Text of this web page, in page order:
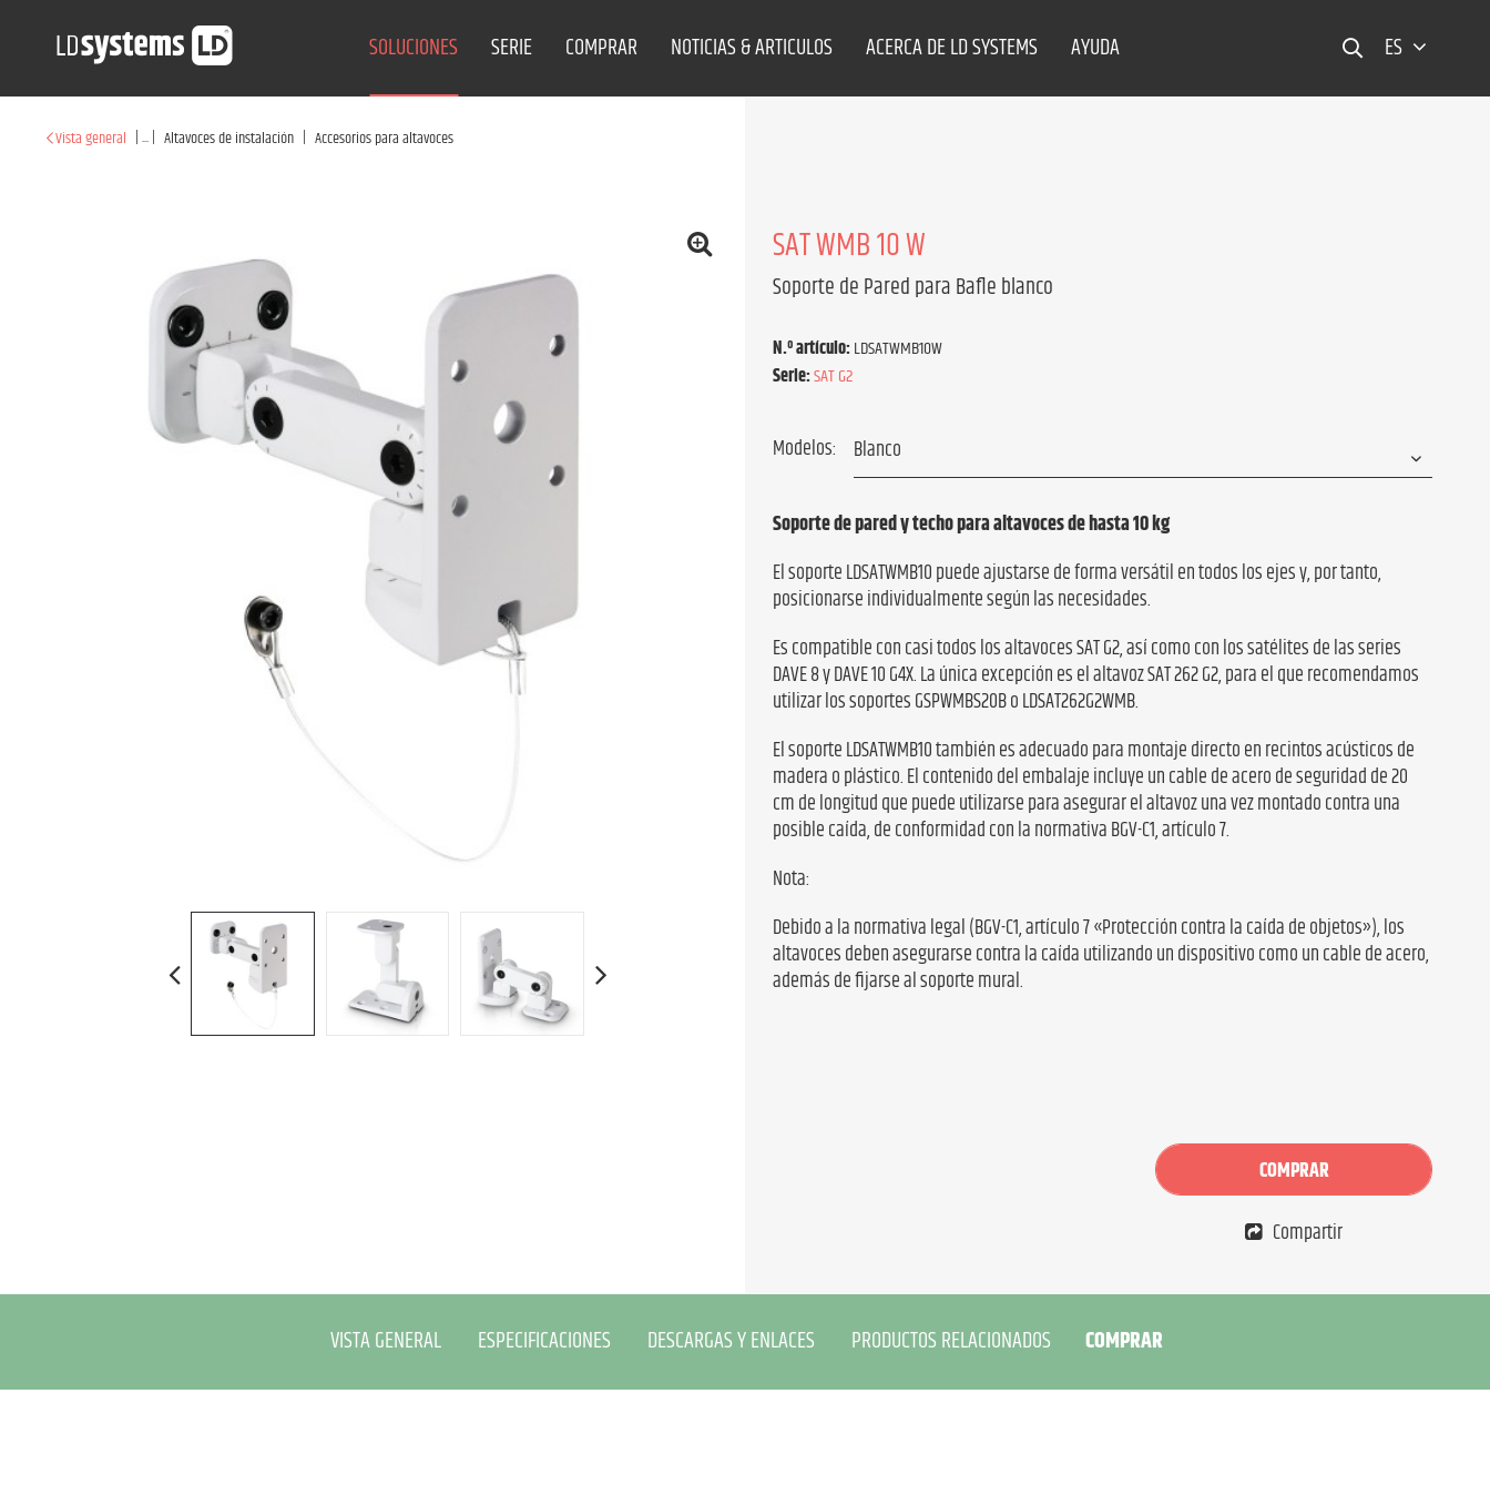
SOLUCIONES SERIE COMPRAR NOTICIAS & ARTICULOS ACERCA DE LD SYSTEMS AYUDA ES
Vista general |...| Altavoces de instalación | Accesorios para altavoces
SAT WMB 10 W
Soporte de Pared para Bafle blanco
N.º artículo:LDSATWMB10W
Serie:SAT G2
Modelos:
Soporte de pared y techo para altavoces de hasta 10 kg
El soporte LDSATWMB10 puede ajustarse de forma versátil en todos los ejes y, por tanto,
posicionarse individualmente según las necesidades.
Es compatible con casi todos los altavoces SAT G2, así como con los satélites de las series
DAVE 8 y DAVE 10 G4X. La única excepción es el altavoz SAT 262 G2, para el que recomendamos
utilizar los soportes GSPWMBS20B o LDSAT262G2WMB.
El soporte LDSATWMB10 también es adecuado para montaje directo en recintos acústicos de
madera o plástico. El contenido del embalaje incluye un cable de acero de seguridad de 20
cm de longitud que puede utilizarse para asegurar el altavoz una vez montado contra una
posible caída, de conformidad con la normativa BGV-C1, artículo 7.
Nota:
Debido a la normativa legal (BGV-C1, artículo 7 «Protección contra la caída de objetos»), los
altavoces deben asegurarse contra la caída utilizando un dispositivo como un cable de acero,
además de fijarse al soporte mural.
COMPRAR
Compartir
VISTA GENERAL ESPECIFICACIONES DESCARGAS Y ENLACES PRODUCTOS RELACIONADOS COMPRAR